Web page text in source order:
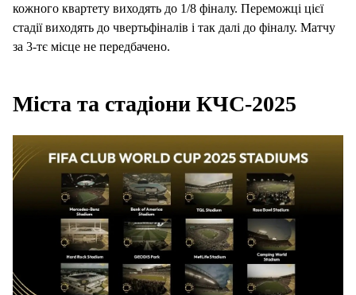
кожного квартету виходять до 1/8 фіналу. Переможці цієї
стадії виходять до чвертьфіналів і так далі до фіналу. Матчу
за 3-тє місце не передбачено.
Міста та стадіони КЧС-2025